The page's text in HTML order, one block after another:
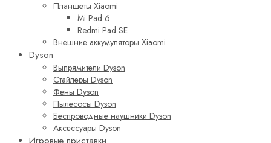
Планшеты Xiaomi
Mi Pad 6
Redmi Pad SE
Внешние аккумуляторы Xiaomi
Dyson
Выпрямители Dyson
Стайлеры Dyson
Фены Dyson
Пылесосы Dyson
Беспроводные наушники Dyson
Аксессуары Dyson